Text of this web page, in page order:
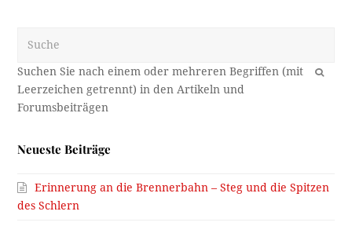
OK
Neueste Beiträge
Erinnerung an die Brennerbahn – Steg und die Spitzen
des Schlern